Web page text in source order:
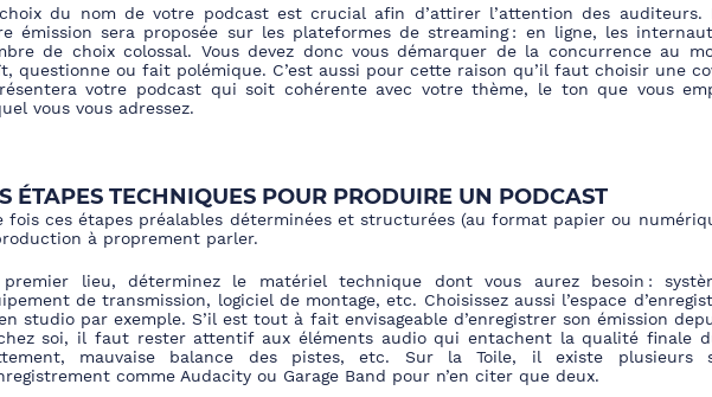
du nom de votre podcast est crucial afin d’attirer l’attention des auditeurs.
émission sera proposée sur les plateformes de streaming : en ligne, les
de choix colossal. Vous devez donc vous démarquer de la concurrence au
questionne ou fait polémique. C’est aussi pour cette raison qu’il faut choisir une
votre podcast qui soit cohérente avec votre thème, le ton que vous
vous vous adressez.
ÉTAPES TECHNIQUES POUR PRODUIRE UN PODCAST
fois ces étapes préalables déterminées et structurées (au format papier ou
à proprement parler.
premier lieu, déterminez le matérieltechnique dont vous aurez besoin :
de transmission, logiciel de montage, etc. Choisissez aussi l’espace
studio par exemple. S’il est tout à fait envisageable d’enregistrer son émission de
soi, il faut rester attentif aux éléments audioqui entachent la qualité finale
mauvaise balance des pistes, etc. Sur la Toile, il existe plusieurs
comme Audacity ou Garage Band pour n’en citer que deux.